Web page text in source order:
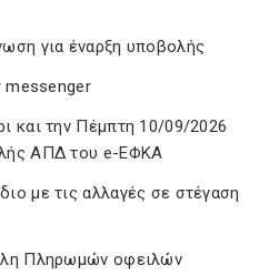
για έναρξη υποβολής
messenger
και την Πέμπτη 10/09/2026
ΑΠΔ του e-ΕΦΚΑ
με τις αλλαγές σε στέγαση
Πληρωμών οφειλών